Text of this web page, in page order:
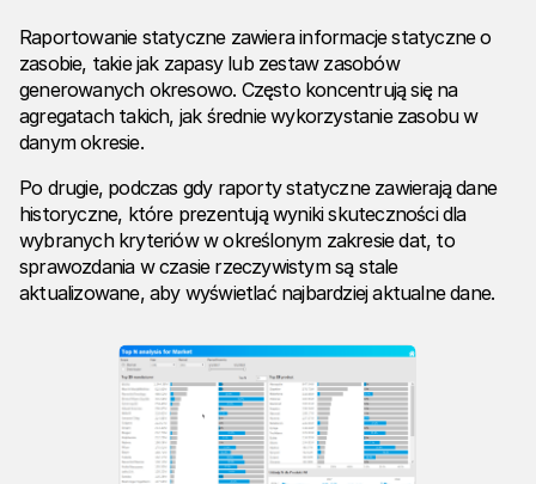
Raportowanie statyczne zawiera informacje statyczne o
zasobie, takie jak zapasy lub zestaw zasobów
generowanych okresowo. Często koncentrują się na
agregatach takich, jak średnie wykorzystanie zasobu w
danym okresie.
Po drugie, podczas gdy raporty statyczne zawierają dane
historyczne, które prezentują wyniki skuteczności dla
wybranych kryteriów w określonym zakresie dat, to
sprawozdania w czasie rzeczywistym są stale
aktualizowane, aby wyświetlać najbardziej aktualne dane.